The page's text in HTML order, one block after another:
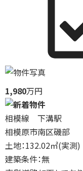
1,980万円
相模線 下溝駅
相模原市南区磯部
土地：132.02㎡(実測)
建築条件：無